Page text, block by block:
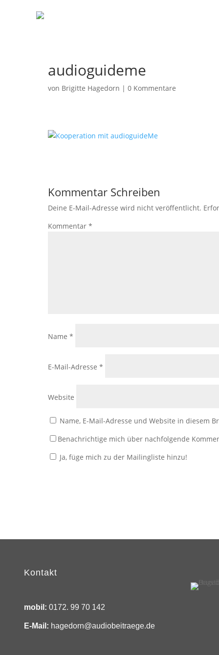
audioguideme
von Brigitte Hagedorn | 0 Kommentare
Kommentar Schreiben
Deine E-Mail-Adresse wird nicht veröffentlicht.
Kommentar *
Name *
E-Mail-Adresse *
Website
Name, E-Mail-Adresse und Website in diesem
Benachrichtige mich über nachfolgende
Ja, füge mich zu der Mailingliste hinzu!
Kontakt
mobil: 0172. 99 70 142
E-Mail: hagedorn@audiobeitraege.de